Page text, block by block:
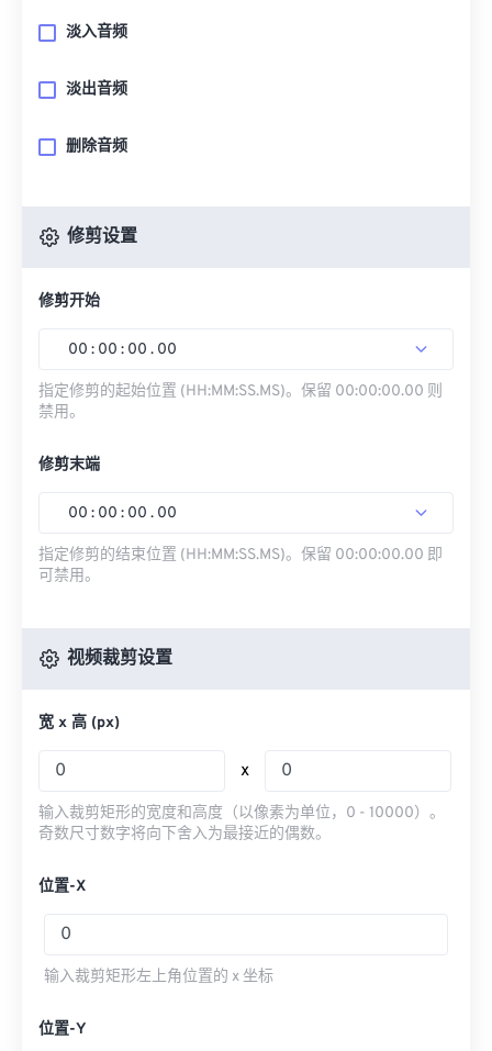
淡入音频
淡出音频
删除音频
修剪设置
修剪开始
00 : 00 : 00 . 00
指定修剪的起始位置 (HH:MM:SS.MS)。保留 00:00:00.00 则
禁用。
修剪末端
00 : 00 : 00 . 00
指定修剪的结束位置 (HH:MM:SS.MS)。保留 00:00:00.00 即
可禁用。
视频裁剪设置
宽 x 高 (px)
x
输入裁剪矩形的宽度和高度（以像素为单位，0 - 10000）。
奇数尺寸数字将向下舍入为最接近的偶数。
位置-X
输入裁剪矩形左上角位置的 x 坐标
位置-Y